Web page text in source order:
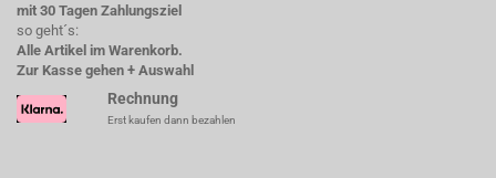
mit 30 Tagen Zahlungsziel
so geht´s:
Alle Artikel im Warenkorb.
Zur Kasse gehen + Auswahl
Rechnung
Erst kaufen dann bezahlen